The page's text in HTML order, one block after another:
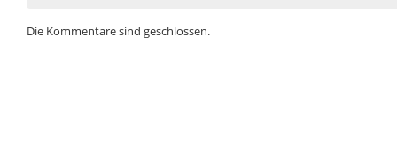
Die Kommentare sind geschlossen.